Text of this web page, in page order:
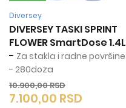
Diversey
DIVERSEY TASKI SPRINT
FLOWER SmartDose 1.4L
- Za stakla i radne površine
- 280doza
10.900,00RSD
7.100,00 RSD